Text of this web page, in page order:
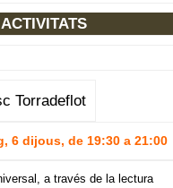
ACTIVITATS
Torradeflot
6 dijous, de 19:30 a 21:00
a través de la lectura